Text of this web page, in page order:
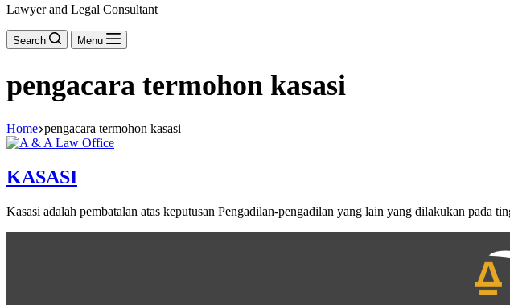
Lawyer and Legal Consultant
Search Menu
pengacara termohon kasasi
Home pengacara termohon kasasi
KASASI
Kasasi adalah pembatalan atas keputusan Pengadilan-pengadilan yang lain yang dilakukan